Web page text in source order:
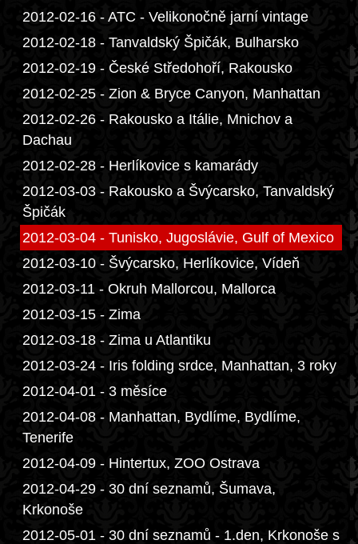
2012-02-16 - ATC - Velikonočně jarní vintage
2012-02-18 - Tanvaldský Špičák, Bulharsko
2012-02-19 - České Středohoří, Rakousko
2012-02-25 - Zion & Bryce Canyon, Manhattan
2012-02-26 - Rakousko a Itálie, Mnichov a
Dachau
2012-02-28 - Herlíkovice s kamarády
2012-03-03 - Rakousko a Švýcarsko, Tanvaldský
Špičák
2012-03-04 - Tunisko, Jugoslávie, Gulf of Mexico
2012-03-10 - Švýcarsko, Herlíkovice, Vídeň
2012-03-11 - Okruh Mallorcou, Mallorca
2012-03-15 - Zima
2012-03-18 - Zima u Atlantiku
2012-03-24 - Iris folding srdce, Manhattan, 3 roky
2012-04-01 - 3 měsíce
2012-04-08 - Manhattan, Bydlíme, Bydlíme,
Tenerife
2012-04-09 - Hintertux, ZOO Ostrava
2012-04-29 - 30 dní seznamů, Šumava,
Krkonoše
2012-05-01 - 30 dní seznamů - 1.den, Krkonoše s